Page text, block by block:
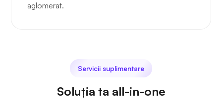
aglomerat.
Servicii suplimentare
Soluția ta all-in-one